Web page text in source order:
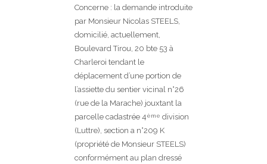
Concerne : la demande introduite
par Monsieur Nicolas STEELS,
domicilié, actuellement,
Boulevard Tirou, 20 bte 53 à
Charleroi tendant le
déplacement d’une portion de
l’assiette du sentier vicinal n°26
(rue de la Marache) jouxtant la
parcelle cadastrée 4ème division
(Luttre), section a n°209 K
(propriété de Monsieur STEELS)
conformément au plan dressé